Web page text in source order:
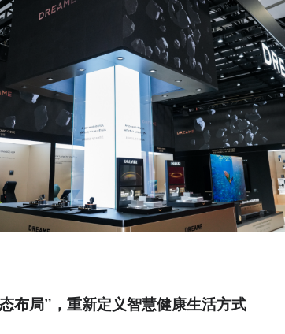
布局”，重新定义智慧健康生活方式